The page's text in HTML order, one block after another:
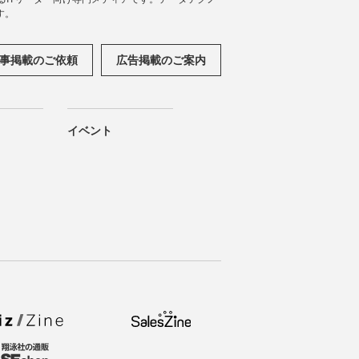
掲載のご依頼 広告掲載のご案内
イベント